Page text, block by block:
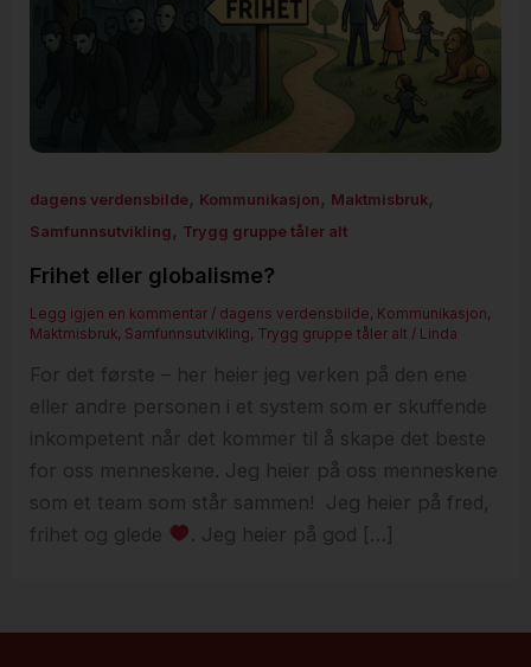
dagens verdensbilde, Kommunikasjon , Maktmisbruk,
Samfunnsutvikling , Trygg gruppe tåler alt
Frihet eller globalisme?
Legg igjen en kommentar / dagens verdensbilde, Kommunikasjon,
Maktmisbruk, Samfunnsutvikling, Trygg gruppe tåler alt / Linda
For det første – her heier jeg verken på den ene
eller andre personen i et system som er skuffende
inkompetent når det kommer til å skape det beste
for oss menneskene. Jeg heier på oss menneskene
som et team som står sammen! Jeg heier på fred,
frihet og glede
. Jeg heier på god […]